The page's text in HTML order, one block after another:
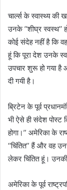
चार्ल्स के स्वास्थ्य
उनके ‘‘शीघ्र
कोई संदेह नहीं है कि
हूं कि पूरा देश उनके
उपचार शुरू हो गया है
दी गयी है।
ब्रिटेन के पूर्व
भी ऐसे ही संदेश पोस्ट
होगा।’’ अमेरिका के
‘‘चिंतित’’ हैं और वह
लेकर चिंतित हूं। उनकी
अमेरिका के पूर्व